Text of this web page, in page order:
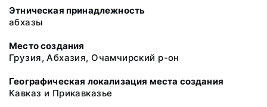
Этническая принадлежность
абхазы
Место создания
Грузия, Абхазия, Очамчирский р-он
Географическая локализация места создания
Кавказ и Прикавказье